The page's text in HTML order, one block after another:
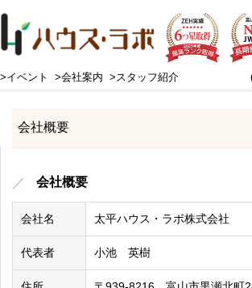
>イベント >会社案内 >スタッフ紹介
HOME > 会社案内> 会社概要
会社概要
会社概要
会社名 太平ハウス・ラボ株式会社
代表者 小池 英樹